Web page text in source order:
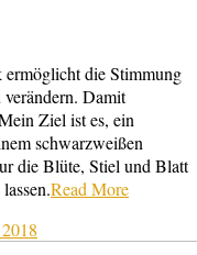
die Stimmung
Damit
Ziel ist es, ein
schwarzweißen
die Blüte, Stiel und Blatt
Read More